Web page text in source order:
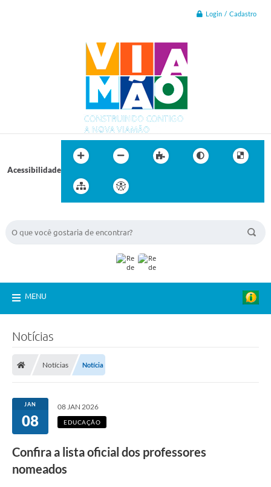
Login / Cadastro
Acessibilidade
MENU
Notícias
Notícias Notícia
JAN
08
08 JAN 2026
EDUCAÇÃO
Confira a lista oficial dos professores
nomeados